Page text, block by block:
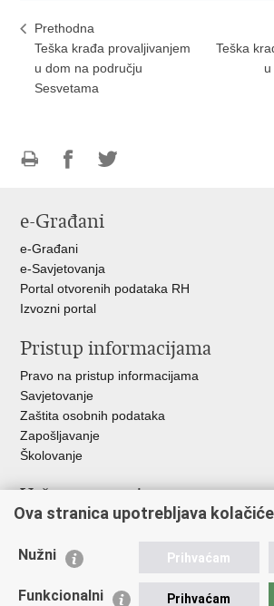
Prethodna
Teška krađa provaljivanjem
u dom na području
Sesvetama
Teška
FacebookuTwitteru
e-Građani
e-Građani
e-Savjetovanja
Portal otvorenih podataka RH
Izvozni portal
Pristup informacijama
Pravo na pristup informacijama
Savjetovanje
Zaštita osobnih podataka
Zapošljavanje
Školovanje
Važne poveznice
Ministarstvo unutarnjih poslova
Udruge
Policijska akademija
Ova stranica upotrebljava kolačiće
Nužni Prihvaćam
Funkcionalni Prihvaćam